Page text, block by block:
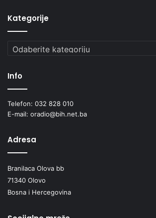
Kategorije
Kategorije
Info
Telefon: 032 828 010
E-mail: oradio@bih.net.ba
Adresa
Branilaca Olova bb
71340 Olovo
Bosna i Hercegovina